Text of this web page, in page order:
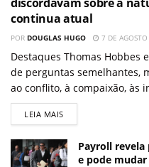
continua atual
POR DOUGLAS HUGO 7 DE
Destaques Thomas Hobbes
de perguntas semelhantes,
ao conflito, à compaixão, às
LEIA MAIS
Payroll revela
e pode